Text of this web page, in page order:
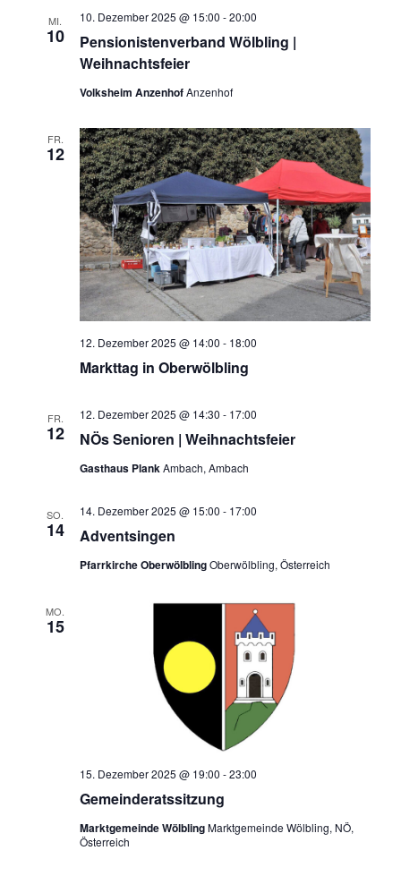
MI.
10
Pensionistenverband Wölbling |
Weihnachtsfeier
10. Dezember 2025 @ 15:00 -20:00
Volksheim AnzenhofAnzenhof
FR.
12
Markttag in Oberwölbling
12. Dezember 2025 @ 14:00 - 18:00
FR.
12 NÖs Senioren | Weihnachtsfeier
12. Dezember 2025 @ 14:30 - 17:00
Gasthaus Plank Ambach, Ambach
SO.
14 Adventsingen
14. Dezember 2025 @ 15:00 - 17:00
Pfarrkirche OberwölblingOberwölbling, Österreich
MO.
15
Gemeinderatssitzung
15. Dezember 2025 @ 19:00 -23:00
Marktgemeinde WölblingMarktgemeinde Wölbling, NÖ,
Österreich